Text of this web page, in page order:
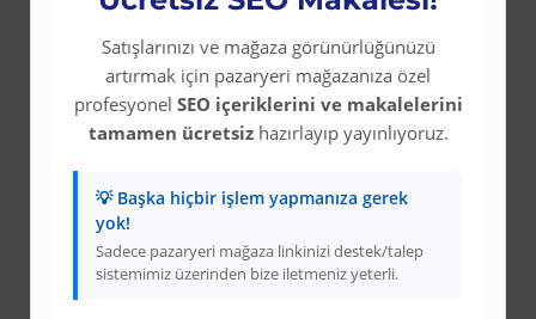
Satışlarınızı ve mağaza görünürlüğünüzü
artırmak için pazaryeri mağazanıza özel
profesyonel SEO içeriklerini ve makalelerini
tamamen ücretsizhazırlayıp yayınlıyoruz.
💡 Başka hiçbir işlem yapmanıza gerek
yok!
Sadece pazaryeri mağaza linkinizi destek/talep
sistemimiz üzerinden bize iletmeniz yeterli.
Kurumsal Bilgiler
Banka Hesab Bilgileri
İletişim
Kullanıcı Sözleşmesi
Teslimat Bilgileri
Mesafeli Satış Sözleşmesi